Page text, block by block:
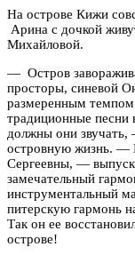
На острове Кижи
Арина с дочкой
Михайловой.
— Остров
просторы, синевой
размеренным
традиционные песни
должны они
островную жизнь. —
Сергеевны, —
замечательный
инструментальный
питерскую гармонь
Так он ее
острове!